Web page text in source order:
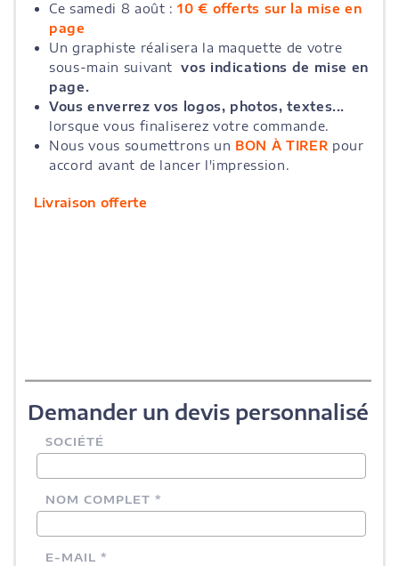
Ce samedi 8 août :10 € offerts sur la mise en
page
Un graphiste réalisera la maquette de votre
sous-main suivantvos indications de mise en
page.
Vous enverrez vos logos, photos, textes...
lorsque vous finaliserez votre commande.
Nous vous soumettrons un BON À TIRER pour
accord avant de lancer l'impression.
Livraison offerte
Demander un devis personnalisé
SOCIÉTÉ
NOM COMPLET *
E-MAIL *